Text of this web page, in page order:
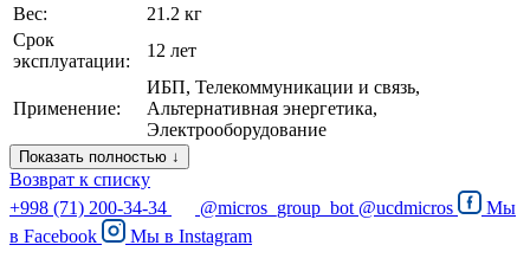
Вес:
21.2 кг
Срок
эксплуатации:
12 лет
Применение:
ИБП, Телекоммуникации и связь,
Альтернативная энергетика,
Электрооборудование
Показать полностью ↓
Возврат к списку
+998 (71) 200-34-34
@micros_group_bot @ucdmicros
Мы
в Facebook Мы в Instagram